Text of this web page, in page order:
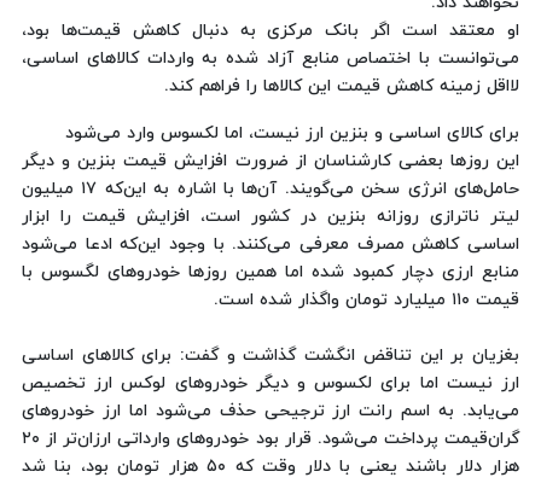
او معتقد است اگر بانک مرکزی به دنبال کاهش قیمت‌ها بود،
می‌توانست با اختصاص منابع آزاد شده به واردات کالاهای اساسی،
لااقل زمینه کاهش قیمت این کالاها را فراهم کند.
برای کالای اساسی و بنزین ارز نیست، اما لکسوس وارد می‌شود
این روزها بعضی کارشناسان از ضرورت افزایش قیمت بنزین و دیگر
حامل‌های انرژی سخن می‌گویند. آن‌ها با اشاره به این‌که ۱۷ میلیون
لیتر ناترازی روزانه بنزین در کشور است، افزایش قیمت را ابزار
اساسی کاهش مصرف معرفی می‌کنند. با وجود این‌که ادعا می‌شود
منابع ارزی دچار کمبود شده اما همین روزها خودروهای لگسوس با
قیمت ۱۱۰ میلیارد تومان واگذار شده است.
بغزیان بر این تناقض انگشت گذاشت و گفت: برای کالاهای اساسی
ارز نیست اما برای لکسوس و دیگر خودروهای لوکس ارز تخصیص
می‌یابد. به اسم رانت ارز ترجیحی حذف می‌شود اما ارز خودروهای
گران‌قیمت پرداخت می‌شود. قرار بود خودروهای وارداتی ارزان‌تر از ۲۰
هزار دلار باشند یعنی با دلار وقت که ۵۰ هزار تومان بود، بنا شد